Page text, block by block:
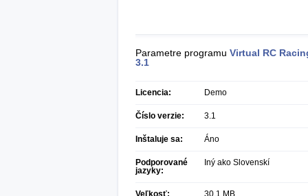
Parametre programu Virtual RC
3.1
Licencia: Demo
Číslo verzie: 3.1
Inštaluje sa: Áno
Podporované
jazyky:
Iný ako Slovenskí
Veľkosť: 30,1 MB